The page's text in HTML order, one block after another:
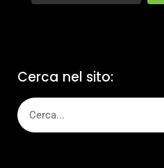
Cerca nel sito: